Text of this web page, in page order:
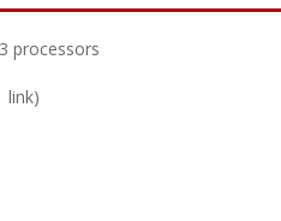
processors
link)